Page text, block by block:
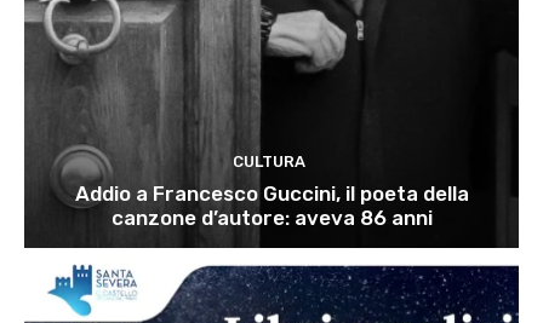
CULTURA
Addio a Francesco Guccini, il poeta della
canzone d’autore: aveva 86 anni